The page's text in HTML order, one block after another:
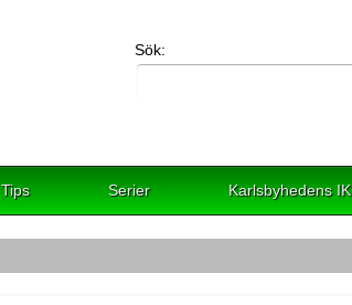
Sök:
Tips Serier Karlsbyhedens IK